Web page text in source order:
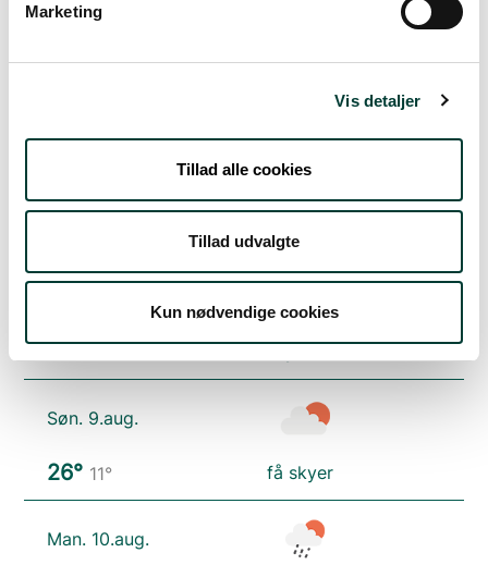
Marketing
Vis detaljer
Tillad alle cookies
Tillad udvalgte
Kun nødvendige cookies
skydække
20°
Søn. 9.aug.
26° 11° få skyer
Man. 10.aug.